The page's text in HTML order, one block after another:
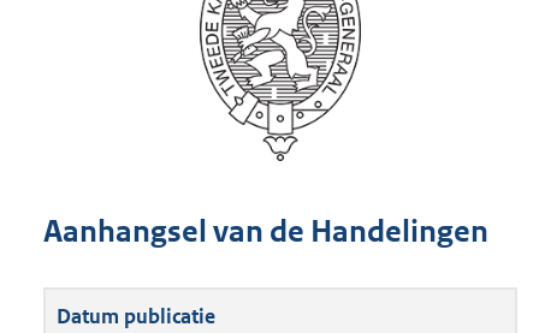
Aanhangsel van de Handelingen